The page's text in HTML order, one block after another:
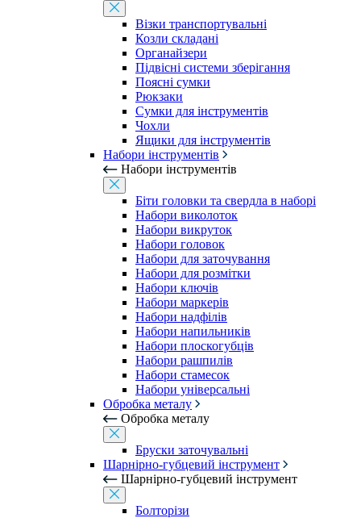
Візки транспортувальні
Козли складані
Органайзери
Підвісні системи зберігання
Поясні сумки
Рюкзаки
Сумки для інструментів
Чохли
Ящики для інструментів
Набори інструментів
Набори інструментів
Біти головки та свердла в наборі
Набори виколоток
Набори викруток
Набори головок
Набори для заточування
Набори для розмітки
Набори ключів
Набори маркерів
Набори надфілів
Набори напильників
Набори плоскогубців
Набори рашпилів
Набори стамесок
Набори універсальні
Обробка металу
Обробка металу
Бруски заточувальні
Шарнірно-губцевий інструмент
Шарнірно-губцевий інструмент
Болторізи